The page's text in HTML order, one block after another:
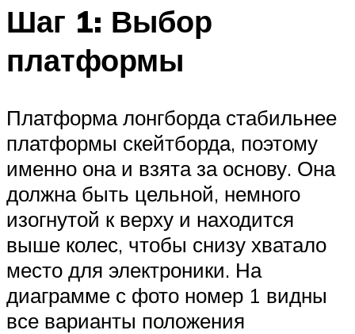
Шаг 1: Выбор
платформы
Платформа лонгборда стабильнее
платформы скейтборда, поэтому
именно она и взята за основу. Она
должна быть цельной, немного
изогнутой к верху и находится
выше колес, чтобы снизу хватало
место для электроники. На
диаграмме с фото номер 1 видны
все варианты положения